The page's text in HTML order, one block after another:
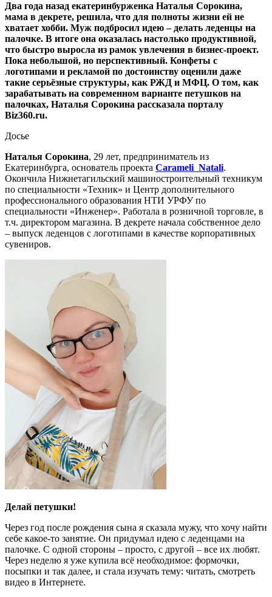
Два года назад екатеринбурженка Наталья Сорокина,
мама в декрете, решила, что для полноты жизни ей не
хватает хобби. Муж подбросил идею – делать леденцы на
палочке. В итоге она оказалась настолько продуктивной,
что быстро выросла из рамок увлечения в бизнес-проект.
Пока небольшой, но перспективный. Конфеты с
логотипами и рекламой по достоинству оценили даже
такие серьёзные структуры, как РЖД и МФЦ. О том, как
зарабатывать на современном варианте петушков на
палочках, Наталья Сорокина рассказала порталу
Biz360.ru.
Досье
Наталья Сорокина, 29 лет, предприниматель из
Екатеринбурга, основатель проекта Carameli_Natali.
Окончила Нижнетагильский машиностроительный техникум
по специальности «Техник» и Центр дополнительного
профессионального образования НТИ УРФУ по
специальности «Инженер». Работала в розничной торговле, в
т.ч. директором магазина. В декрете начала собственное дело
– выпуск леденцов с логотипами в качестве корпоративных
сувениров.
Делай петушки!
Через год после рождения сына я сказала мужу, что хочу найти
себе какое-то занятие. Он придумал идею с леденцами на
палочке. С одной стороны – просто, с другой – все их любят.
Через неделю я уже купила всё необходимое: формочки,
посыпки и так далее, и стала изучать тему: читать, смотреть
видео в Интернете.